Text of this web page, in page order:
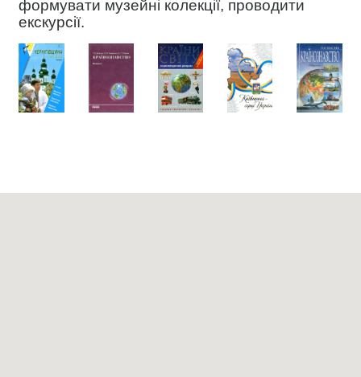
формувати музейні колекції, проводити
екскурсії.